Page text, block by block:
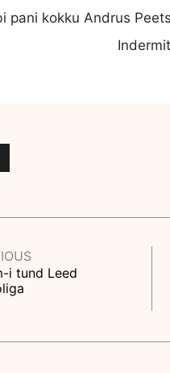
pani kokku Andrus
i tund Leed